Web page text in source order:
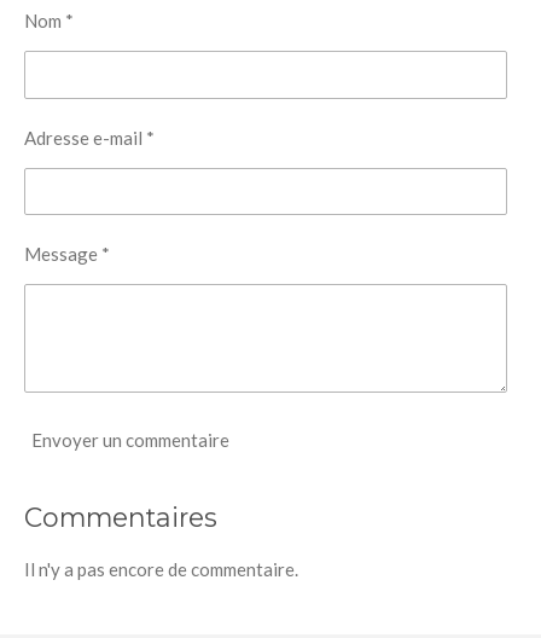
Nom *
Adresse e-mail *
Message *
Envoyer un commentaire
Commentaires
Il n'y a pas encore de commentaire.